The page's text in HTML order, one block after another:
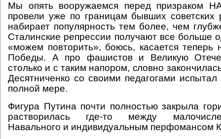
Мы опять вооружаемся перед призраком
провели уже по границам бывших советских
набирает популярность тем более, чем
Сталинские репрессии получают все больше
«можем повторить», боюсь, касается теперь
Победы. А про фашистов и Великую
столько и с таким напором, словно
Десятниченко со своими педагогами
полной мере.
Фигура Путина почти полностью закрыла
растворилась где-то между
Навального и индивидуальным перфомансом